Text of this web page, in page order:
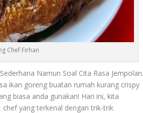
Chef Firhan
Namun Soal Cita Rasa
ikan goreng buatan rumah kurang crispy
biasa anda gunakan! Hari ini, kita
yang terkenal dengan trik-trik